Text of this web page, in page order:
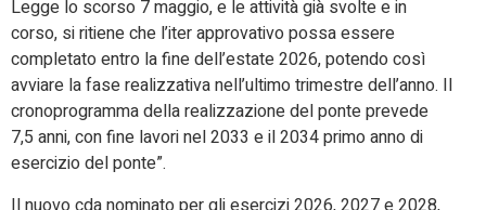
Legge lo scorso 7 maggio, e le attività già svolte e in
corso, si ritiene che l’iter approvativo possa essere
completato entro la fine dell’estate 2026, potendo così
avviare la fase realizzativa nell’ultimo trimestre dell’anno. Il
cronoprogramma della realizzazione del ponte prevede
7,5 anni, con fine lavori nel 2033 e il 2034 primo anno di
esercizio del ponte”.